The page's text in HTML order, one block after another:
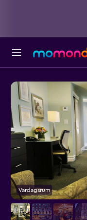
Vardagsrum